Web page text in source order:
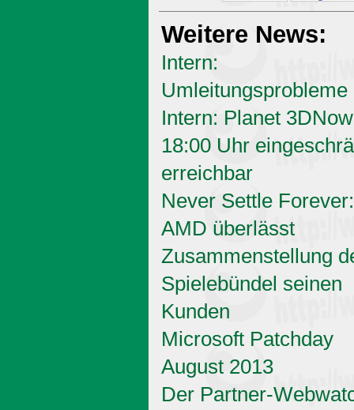
Weitere News:
Intern:
Umleitungsprobleme
Intern: Planet
18:00 Uhr
erreichbar
Never Settle Forever:
AMD überlässt
Zusammenstellung
Spielebündel seinen
Kunden
Microsoft Patchday
August 2013
Der Partner-